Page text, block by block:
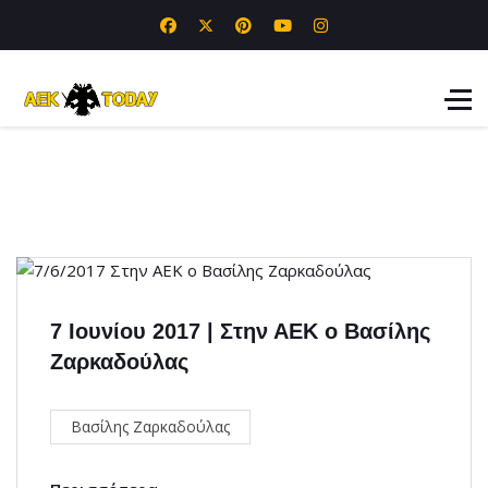
7 Ιουνίου 2017 | Στην ΑΕΚ ο Βασίλης
Ζαρκαδούλας
Βασίλης Ζαρκαδούλας